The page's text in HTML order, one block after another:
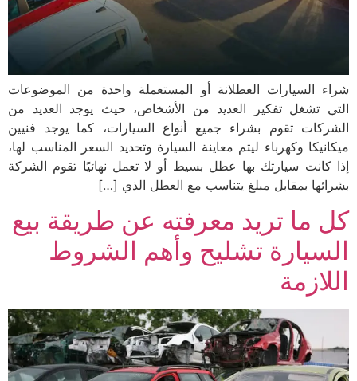
شراء السيارات العطلانة أو المستعملة واحدة من الموضوعات
التي تشغل تفكير العديد من الأشخاص، حيث يوجد العديد من
الشركات تقوم بشراء جميع أنواع السيارات، كما يوجد فنيين
ميكانيكا وكهرباء ليتم معاينة السيارة وتحديد السعر المناسب لها،
إذا كانت سيارتك بها عطل بسيط أو لا تعمل نهائيًا تقوم الشركة
بشرائها بمقابل مبلغ يتناسب مع العطل الذي […]
كل ما تريد معرفته عن طريقة بيع
السيارة تشليح وأهم الشروط
اللازمة